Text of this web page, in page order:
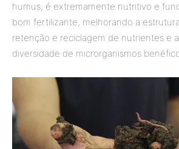
humus, é extremamente nutritivo e
bom fertilizante, melhorando a
retenção e reciclagem de nutrientes e
diversidade de microrganismos